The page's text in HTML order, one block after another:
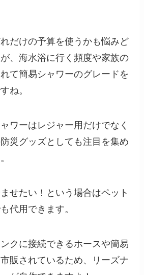
だけの予算を使うかも悩みど
、海水浴に行く頻度や家族の
て簡易シャワーのグレードを
ね。
ワーはレジャー用だけでなく
災グッズとしても注目を集め
せたい！という場合はペット
代用できます。
クに接続できるホースや簡易
販されているため、リーズナ